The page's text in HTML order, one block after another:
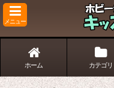
メニュー
ホーム カテゴリ